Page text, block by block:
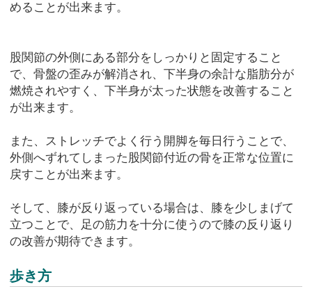
めることが出来ます。
股関節の外側にある部分をしっかりと固定すること
で、骨盤の歪みが解消され、下半身の余計な脂肪分が
燃焼されやすく、下半身が太った状態を改善すること
が出来ます。
また、ストレッチでよく行う開脚を毎日行うことで、
外側へずれてしまった股関節付近の骨を正常な位置に
戻すことが出来ます。
そして、膝が反り返っている場合は、膝を少しまげて
立つことで、足の筋力を十分に使うので膝の反り返り
の改善が期待できます。
歩き方